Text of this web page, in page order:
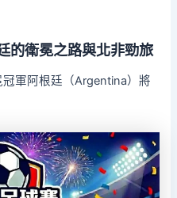
的衛冕之路與北非勁旅
軍阿根廷（Argentina）將